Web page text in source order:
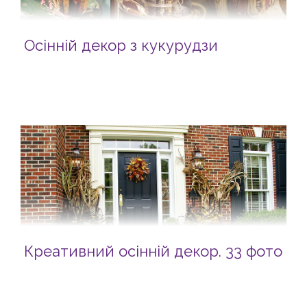
Осінній декор з кукурудзи
Креативний осінній декор. 33 фото